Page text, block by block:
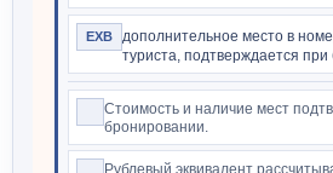
EXB
дополнительное место в
туриста, подтверждается
Стоимость и наличие мест
бронировании.
Рублевый эквивалент